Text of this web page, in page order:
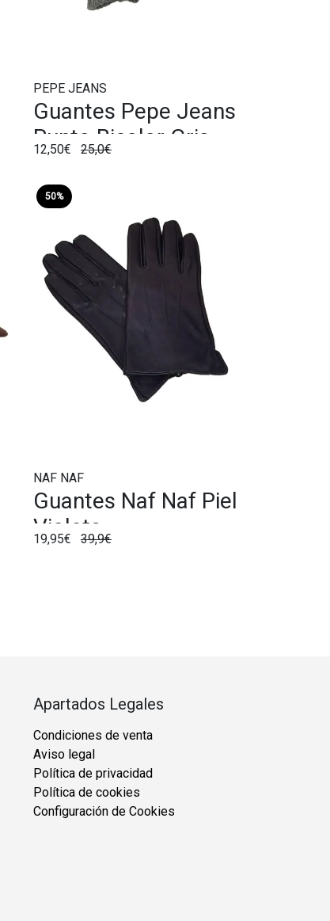
PEPE JEANS
Guantes Pepe Jeans
Punto Bicolor Gris
12,50€ 25,0€
50%
NAF NAF
Guantes Naf Naf Piel
Violeta
19,95€ 39,9€
Apartados Legales
Condiciones de venta
Aviso legal
Política de privacidad
Política de cookies
Configuración de Cookies